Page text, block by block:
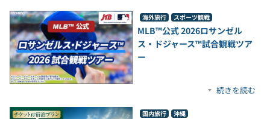
海外旅行 スポーツ観戦
MLB™公式 2026ロサンゼル
ス・ドジャース™試合観戦ツア
ー
続きを読む
国内旅行 沖縄